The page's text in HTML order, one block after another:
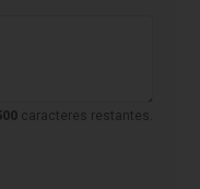
caracteres restantes.